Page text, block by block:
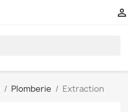

Plomberie Extraction